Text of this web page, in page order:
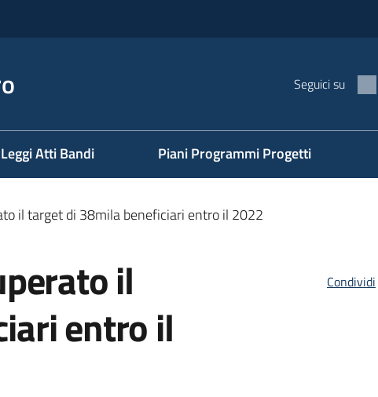
Seguici su
Leggi Atti Bandi Piani Programmi Progetti
il target di 38mila beneficiari entro il 2022
il
entro il
Condividi